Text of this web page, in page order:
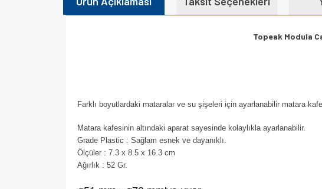
Topeak Modula
Farklı boyutlardaki mataralar ve su şişeleri için ayarlanabilir matara
Matara kafesinin altındaki aparat sayesinde kolaylıkla ayarlanabilir.
Grade Plastic : Sağlam esnek ve dayanıklı.
Ölçüler : 7.3 x 8.5 x 16.3 cm
Ağırlık : 52 Gr.